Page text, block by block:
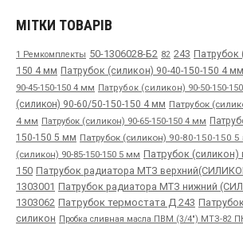
МІТКИ ТОВАРІВ
1 Ремкомплекты 50-1306028-Б2 82 243 Патрубок
150 4 мм Патрубок (силикон) 90-40-150-150 4 мм
90-45-150-150 4 мм Патрубок (силикон) 90-50-150-
(силикон) 90-60/50-150-150 4 мм Патрубок
4 мм Патрубок (силикон) 90-65-150-150 4 мм
150-150 5 мм Патрубок (силикон) 90-80-150-150
(силикон) 90-85-150-150 5 мм Патрубок (силикон)
150 Патрубок радиатора МТЗ
1303001 Патрубок радиатора МТЗ нижний
1303062 Патрубок термостата Д 243
силикон Пробка сливная масла ПВМ (3/4") МТЗ-82